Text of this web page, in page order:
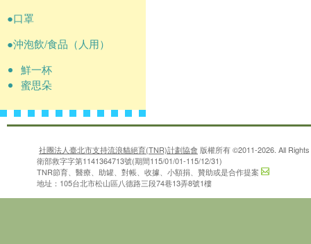
●口罩
●沖泡飲/食品（人用）
鮮一杯
蜜思朵
社團法人臺北市支持流浪貓絕育(TNR)計劃協會 版權所有 ©2011-2026. All
衛部救字字第1141364713號(期間115/01/01-115/12/31)
TNR節育、醫療、助罐、對帳、收據、小額捐、贊助或是合作提案
地址：105台北市松山區八德路三段74巷13弄8號1樓